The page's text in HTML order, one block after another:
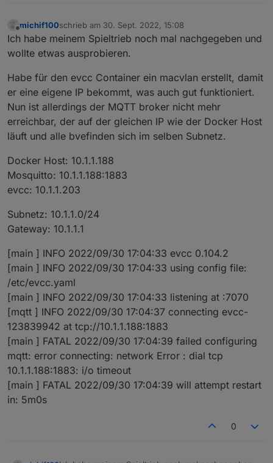
Offline
michif100schrieb am 30. Sept. 2022, 15:08
zuletzt editiert von
Ich habe meinem Spieltrieb noch mal nachgegeben und
wollte etwas ausprobieren.
Habe für den evcc Container ein macvlan erstellt, damit
er eine eigene IP bekommt, was auch gut funktioniert.
Nun ist allerdings der MQTT broker nicht mehr
erreichbar, der auf der gleichen IP wie der Docker Host
läuft und alle bvefinden sich im selben Subnetz.
Docker Host: 10.1.1.188
Mosquitto: 10.1.1.188:1883
evcc: 10.1.1.203
Subnetz: 10.1.1.0/24
Gateway: 10.1.1.1
[main ] INFO 2022/09/30 17:04:33 evcc 0.104.2
[main ] INFO 2022/09/30 17:04:33 using config file:
/etc/evcc.yaml
[main ] INFO 2022/09/30 17:04:33 listening at :7070
[mqtt ] INFO 2022/09/30 17:04:37 connecting evcc-
123839942 at tcp://10.1.1.188:1883
[main ] FATAL 2022/09/30 17:04:39 failed configuring
mqtt: error connecting: network Error : dial tcp
10.1.1.188:1883: i/o timeout
[main ] FATAL 2022/09/30 17:04:39 will attempt restart
in: 5m0s
0